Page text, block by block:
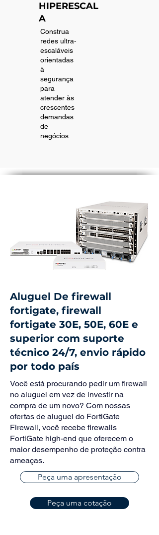
HIPERESCAL
A
Construa
redes ultra-
escaláveis
orientadas
à
segurança
para
atender às
crescentes
demandas
de
negócios.
Aluguel De firewall
fortigate, firewall
fortigate 30E, 50E, 60E e
superior com suporte
técnico 24/7, envio rápido
por todo país
Você está procurando pedir um firewall
no aluguel em vez de investir na
compra de um novo? Com nossas
ofertas de aluguel do FortiGate
Firewall, você recebe firewalls
FortiGate high-end que oferecem o
maior desempenho de proteção contra
ameaças.
Peça uma apresentação
Peça uma cotação